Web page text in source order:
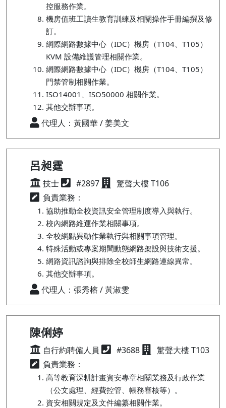
控服務作業。
機房值班工讀生教育訓練及相關操作手冊編撰及修
訂。
網際網路數據中心（IDC）機房（T104、T105）
KVM 設備維護管理相關作業。
網際網路數據中心（IDC）機房（T104、T105）
門禁管制相關作業。
ISO14001、ISO50000 相關作業。
其他交辦事項。
代理人：黃國華 / 姜美文
呂昶霆
技士 #2897
驚聲大樓 T106
負責業務：
協助推動全校資訊安全管理制度導入與執行。
校內網路維運作業相關事項。
全校網點異動作業執行與相關事項管理。
特殊活動或專案期間動態網路架設與技術支援。
網路資訊諮詢與排除全校師生網路連線異常。
其他交辦事項。
代理人：張秀榕 / 黃淑雯
陳俐婷
自行約聘僱人員 #3688
驚聲大樓 T103
負責業務：
高等教育深耕計畫資安專章相關業務及行政作業
（公文處理、經費控管、帳務審核等）。
資安相關規定及文件編纂相關作業。